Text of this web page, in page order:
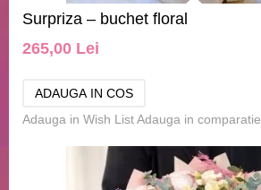
Surpriza – buchet floral
265,00 Lei
Adauga in Wish ListAdauga in comparatie